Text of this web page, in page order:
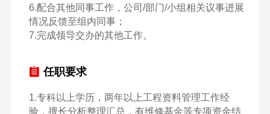
6.配合其他同事工作，公司/部门/小组相关议事进展
情况反馈至组内同事；
7.完成领导交办的其他工作。
任职要求
1.专科以上学历，两年以上工程资料管理工作经
验，擅长分析整理汇总，有维修基金等专项资金结